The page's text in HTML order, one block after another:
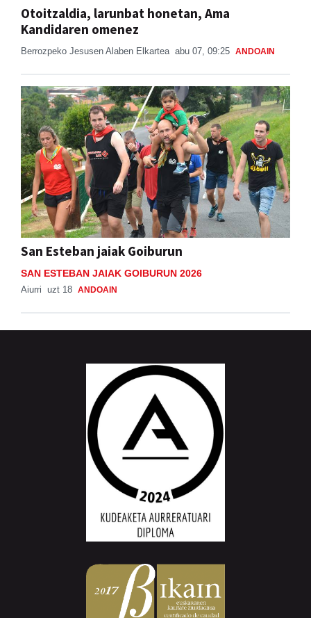
Otoitzaldia, larunbat honetan, Ama
Kandidaren omenez
Berrozpeko Jesusen Alaben Elkartea abu 07, 09:25 ANDOAIN
San Esteban jaiak Goiburun
SAN ESTEBAN JAIAK GOIBURUN 2026
Aiurri uzt 18 ANDOAIN